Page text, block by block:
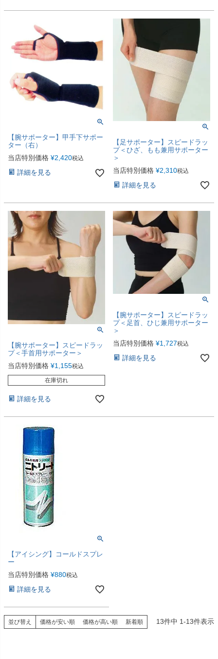
【腕サポーター】甲手下サポー
ター（右）
当店特別価格 ¥2,420税込
詳細を見る
【足サポーター】スピードラッ
プ＜ひざ、もも兼用サポーター
＞
当店特別価格 ¥2,310税込
詳細を見る
【腕サポーター】スピードラッ
プ＜手首用サポーター＞
当店特別価格 ¥1,155税込
在庫切れ
詳細を見る
【腕サポーター】スピードラッ
プ＜足首、ひじ兼用サポーター
＞
当店特別価格 ¥1,727税込
詳細を見る
【アイシング】コールドスプレ
ー
当店特別価格 ¥880税込
詳細を見る
並び替え 価格が安い順 価格が高い順 新着順 13件中 1-13件表示